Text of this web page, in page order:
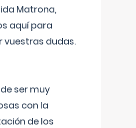
Matrona,
aquí para
vuestras dudas.
ser muy
con la
de los